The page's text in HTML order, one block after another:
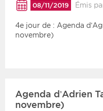
08/11/2019 Émis
4e jour de : Agenda
novembre)
Agenda d’Adrien
novembre)